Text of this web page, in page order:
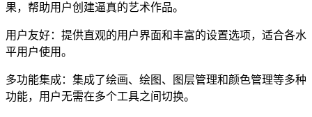
果，帮助用户创建逼真的艺术作品。
用户友好：提供直观的用户界面和丰富的设置选项，适合各水
平用户使用。
多功能集成：集成了绘画、绘图、图层管理和颜色管理等多种
功能，用户无需在多个工具之间切换。